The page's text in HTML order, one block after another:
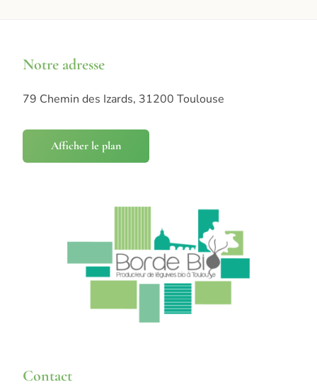
Notre adresse
79 Chemin des Izards, 31200 Toulouse
Afficher le plan
Contact